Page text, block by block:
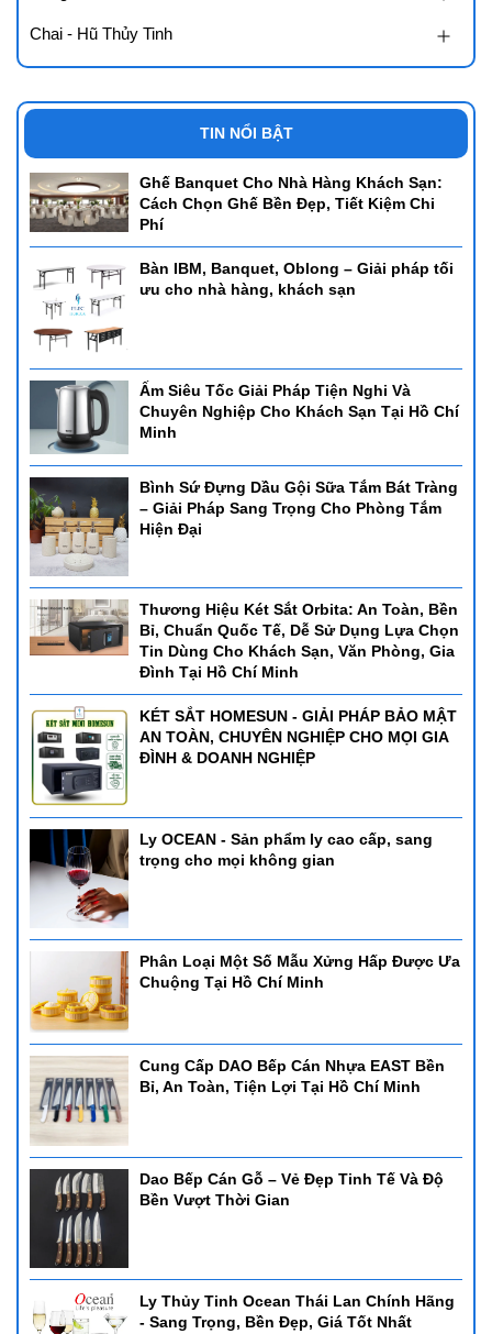
Chai - Hũ Thủy Tinh
TIN NỔI BẬT
Ghế Banquet Cho Nhà Hàng Khách Sạn:
Cách Chọn Ghế Bền Đẹp, Tiết Kiệm Chi
Phí
Bàn IBM, Banquet, Oblong – Giải pháp tối
ưu cho nhà hàng, khách sạn
Ấm Siêu Tốc Giải Pháp Tiện Nghi Và
Chuyên Nghiệp Cho Khách Sạn Tại Hồ Chí
Minh
Bình Sứ Đựng Dầu Gội Sữa Tắm Bát Tràng
– Giải Pháp Sang Trọng Cho Phòng Tắm
Hiện Đại
Thương Hiệu Két Sắt Orbita: An Toàn, Bền
Bỉ, Chuẩn Quốc Tế, Dễ Sử Dụng Lựa Chọn
Tin Dùng Cho Khách Sạn, Văn Phòng, Gia
Đình Tại Hồ Chí Minh
KÉT SẮT HOMESUN - GIẢI PHÁP BẢO MẬT
AN TOÀN, CHUYÊN NGHIỆP CHO MỌI GIA
ĐÌNH & DOANH NGHIỆP
Ly OCEAN - Sản phẩm ly cao cấp, sang
trọng cho mọi không gian
Phân Loại Một Số Mẫu Xửng Hấp Được Ưa
Chuộng Tại Hồ Chí Minh
Cung Cấp DAO Bếp Cán Nhựa EAST Bền
Bỉ, An Toàn, Tiện Lợi Tại Hồ Chí Minh
Dao Bếp Cán Gỗ – Vẻ Đẹp Tinh Tế Và Độ
Bền Vượt Thời Gian
Ly Thủy Tinh Ocean Thái Lan Chính Hãng
- Sang Trọng, Bền Đẹp, Giá Tốt Nhất